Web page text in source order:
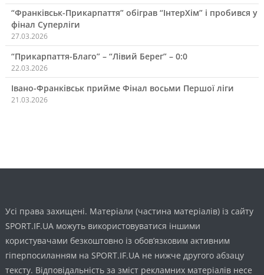
“Франківськ-Прикарпаття” обіграв “ІнтерХім” і пробився у
фінал Суперліги
27.03.2026
“Прикарпаття-Благо” – “Лівий Берег” – 0:0
22.03.2026
Івано-Франківськ прийме Фінал восьми Першої ліги
21.03.2026
Усі права захищені. Матеріали (частина матеріалів) із сайту
SPORT.IF.UA можуть використовуватися іншими
користувачами безкоштовно із обов’язковим активним
гіперпосиланням на SPORT.IF.UA не нижче другого абзацу
тексту. Відповідальність за зміст рекламних матеріалів несе